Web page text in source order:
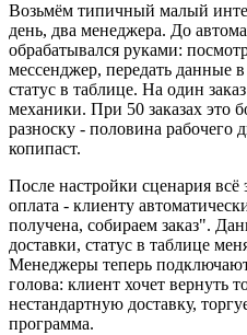
Возьмём типичный малый
день, два менеджера. До
обрабатывался руками:
мессенджер, передать данные
статус в таблице. На один
механики. При 50 заказах это
разноску - половина рабочего
копипаст.
После настройки сценария
оплата - клиенту
получена, собираем заказ".
доставки, статус в таблице
Менеджеры теперь
голова: клиент хочет вернуть
нестандартную доставку,
программа.